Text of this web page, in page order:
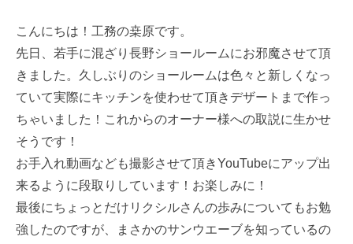
こんにちは！工務の桒原です。
先日、若手に混ざり長野ショールームにお邪魔させて頂
きました。久しぶりのショールームは色々と新しくなっ
ていて実際にキッチンを使わせて頂きデザートまで作っ
ちゃいました！これからのオーナー様への取説に生かせ
そうです！
お手入れ動画なども撮影させて頂きYouTubeにアップ出
来るように段取りしています！お楽しみに！
最後にちょっとだけリクシルさんの歩みについてもお勉
強したのですが、まさかのサンウエーブを知っているの